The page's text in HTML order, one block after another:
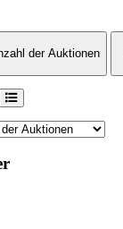
der Auktionen